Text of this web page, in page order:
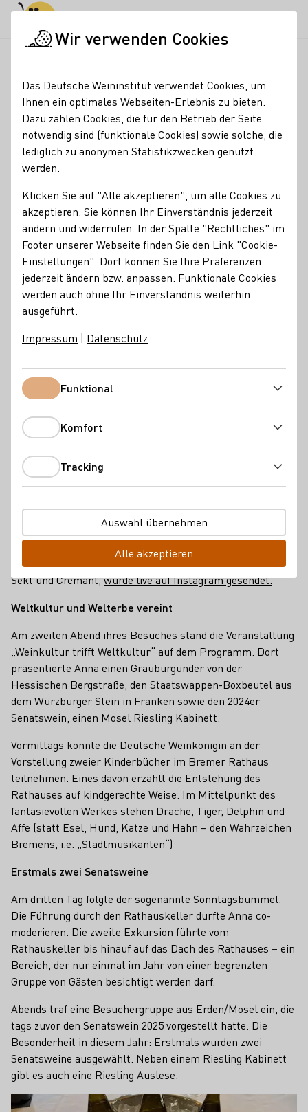
Anna Zenz in Bremen:
Weinkultur und
Welterbe
Ihre jüngste Reise führte die Deutsche Weinkönigin Anna
Zenz zu den Welterbetagen in Bremen. Zum Auftakt
schulte sie junge Gastronomen, erlebte eine Führung
durch das Rathaus und co-moderierte abends die
"Kellerstunde".
DWI Aktuell
Anna Zenz im Rathaus Bremen mit Bürgermeister und
Senatspräsident Andreas Bovenschulte.
Die Verkostung dreier deutscher Schaumweine, Secco,
Sekt und Crémant,wurde live auf Instagram gesendet.
Weltkultur und Welterbe vereint
Am zweiten Abend ihres Besuches stand die Veranstaltung
„Weinkultur trifft Weltkultur“ auf dem Programm. Dort
präsentierte Anna einen Grauburgunder von der
Hessischen Bergstraße, den Staatswappen-Boxbeutel aus
dem Würzburger Stein in Franken sowie den 2024er
Senatswein, einen Mosel Riesling Kabinett.
Vormittags konnte die Deutsche Weinkönigin an der
Vorstellung zweier Kinderbücher im Bremer Rathaus
teilnehmen. Eines davon erzählt die Entstehung des
Rathauses auf kindgerechte Weise. Im Mittelpunkt des
fantasievollen Werkes stehen Drache, Tiger, Delphin und
Affe (statt Esel, Hund, Katze und Hahn – den Wahrzeichen
Bremens, i.e. „Stadtmusikanten“)
Erstmals zwei Senatsweine
Am dritten Tag folgte der sogenannte Sonntagsbummel.
Die Führung durch den Rathauskeller durfte Anna co-
moderieren. Die zweite Exkursion führte vom
Rathauskeller bis hinauf auf das Dach des Rathauses – ein
Bereich, der nur einmal im Jahr von einer begrenzten
Gruppe von Gästen besichtigt werden darf.
Abends traf eine Besuchergruppe aus Erden/Mosel ein, die
tags zuvor den Senatswein 2025 vorgestellt hatte. Die
Besonderheit in diesem Jahr: Erstmals wurden zwei
Senatsweine ausgewählt. Neben einem Riesling Kabinett
gibt es auch eine Riesling Auslese.
Wir verwenden Cookies
Das Deutsche Weininstitut verwendet Cookies, um
Ihnen ein optimales Webseiten-Erlebnis zu bieten.
Dazu zählen Cookies, die für den Betrieb der Seite
notwendig sind (funktionale Cookies) sowie solche, die
lediglich zu anonymen Statistikzwecken genutzt
werden.
Klicken Sie auf "Alle akzeptieren", um alle Cookies zu
akzeptieren. Sie können Ihr Einverständnis jederzeit
ändern und widerrufen. In der Spalte "Rechtliches" im
Footer unserer Webseite finden Sie den Link "Cookie-
Einstellungen". Dort können Sie Ihre Präferenzen
jederzeit ändern bzw. anpassen. Funktionale Cookies
werden auch ohne Ihr Einverständnis weiterhin
ausgeführt.
Impressum | Datenschutz
FunktionalFunktional
Komfort
Tracking
Auswahl übernehmen
Alle akzeptieren